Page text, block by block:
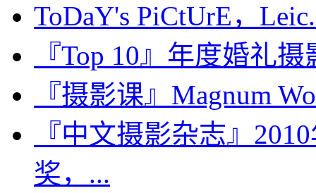
ToDaY's PiCtUrE，
『Top 10』年度婚礼摄
『摄影课』Magnum
『中文摄影杂志』
奖，...